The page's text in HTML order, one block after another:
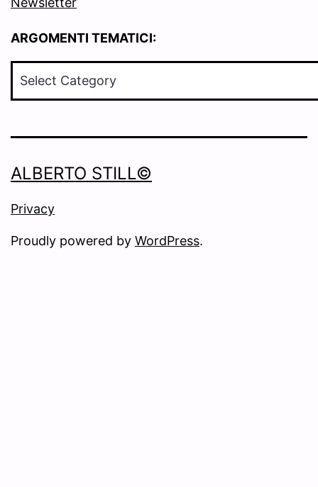
ARGOMENTI TEMATICI:
ALBERTO STILL©
Privacy
Proudly powered by WordPress.